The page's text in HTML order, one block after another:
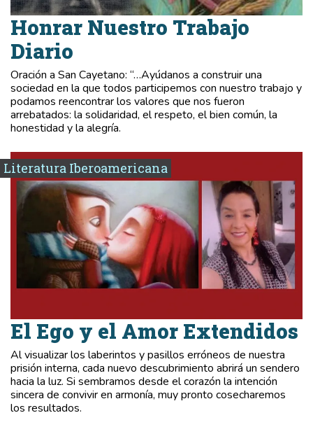
Honrar Nuestro Trabajo
Diario
Oración a San Cayetano: “…Ayúdanos a construir una
sociedad en la que todos participemos con nuestro trabajo y
podamos reencontrar los valores que nos fueron
arrebatados: la solidaridad, el respeto, el bien común, la
honestidad y la alegría.
Literatura Iberoamericana
El Ego y el Amor Extendidos
Al visualizar los laberintos y pasillos erróneos de nuestra
prisión interna, cada nuevo descubrimiento abrirá un sendero
hacia la luz. Si sembramos desde el corazón la intención
sincera de convivir en armonía, muy pronto cosecharemos
los resultados.